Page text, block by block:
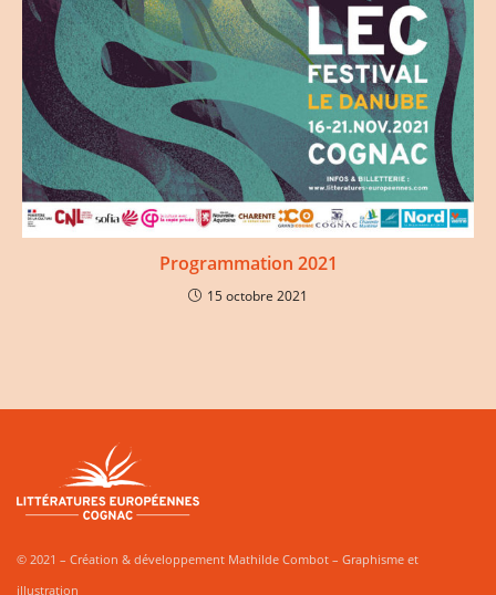
Programmation 2021
15 octobre 2021
© 2021 – Création & développement Mathilde Combot – Graphisme et
illustration